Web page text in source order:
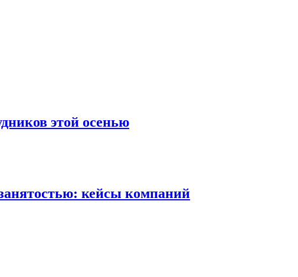
этой осенью
кейсы компаний